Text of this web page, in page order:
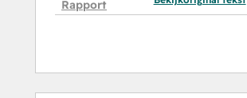
Rapport